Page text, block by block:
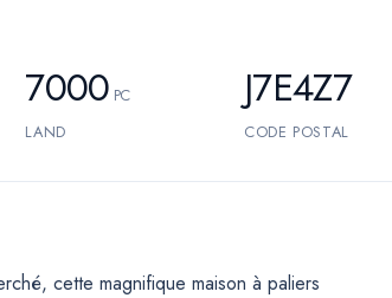
7000 PC
LAND
J7E4Z7
CODE POSTAL
cette magnifique maison à paliers